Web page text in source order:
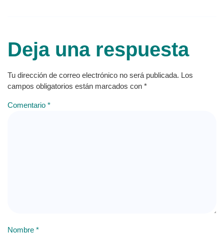
Deja una respuesta
Tu dirección de correo electrónico no será publicada. Los
campos obligatorios están marcados con *
Comentario *
Nombre *